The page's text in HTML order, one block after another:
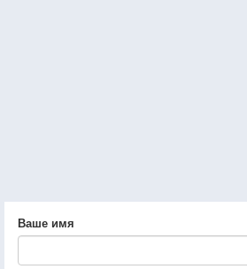
Ваше имя